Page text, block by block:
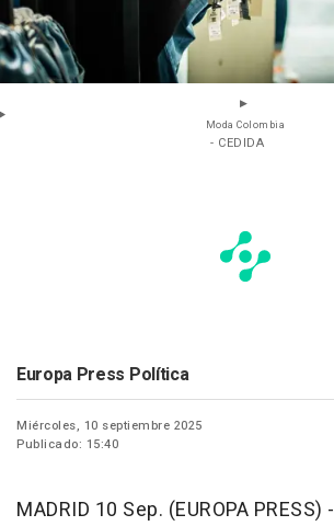
Moda Colombia
- CEDIDA
Europa Press Política
Miércoles, 10 septiembre 2025
Publicado: 15:40
MADRID 10 Sep. (EUROPA PRESS) -